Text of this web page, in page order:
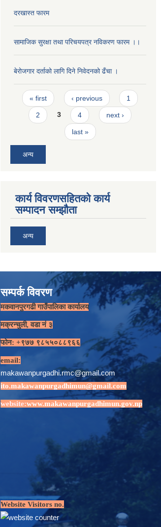
दरखास्त फारम
सामाजिक सुरक्षा तथा परिचयपत्र नविकरण फारम ।।
बेरोजगार दर्ताको लागि दिने निवेदनको ढँचा ।
Pages
« first ‹ previous 1
2 3 4 next ›
last »
अन्य
कार्य विवरणसहितको कार्य
सम्पादन सम्झौता
अन्य
सम्पर्क विवरण
मकवानपुरगढी गाउँपालिका कार्यालय
मक्रन्चुली, वडा नं ३
फोन: +९७७ ९८५५०८८९६६
email:
makawanpurgadhi.rmc@gmail.com
ito.makawanpurgadhimun@gmail.com
website:www.makawanpurgadhimun.gov.np
Website Visitors no.